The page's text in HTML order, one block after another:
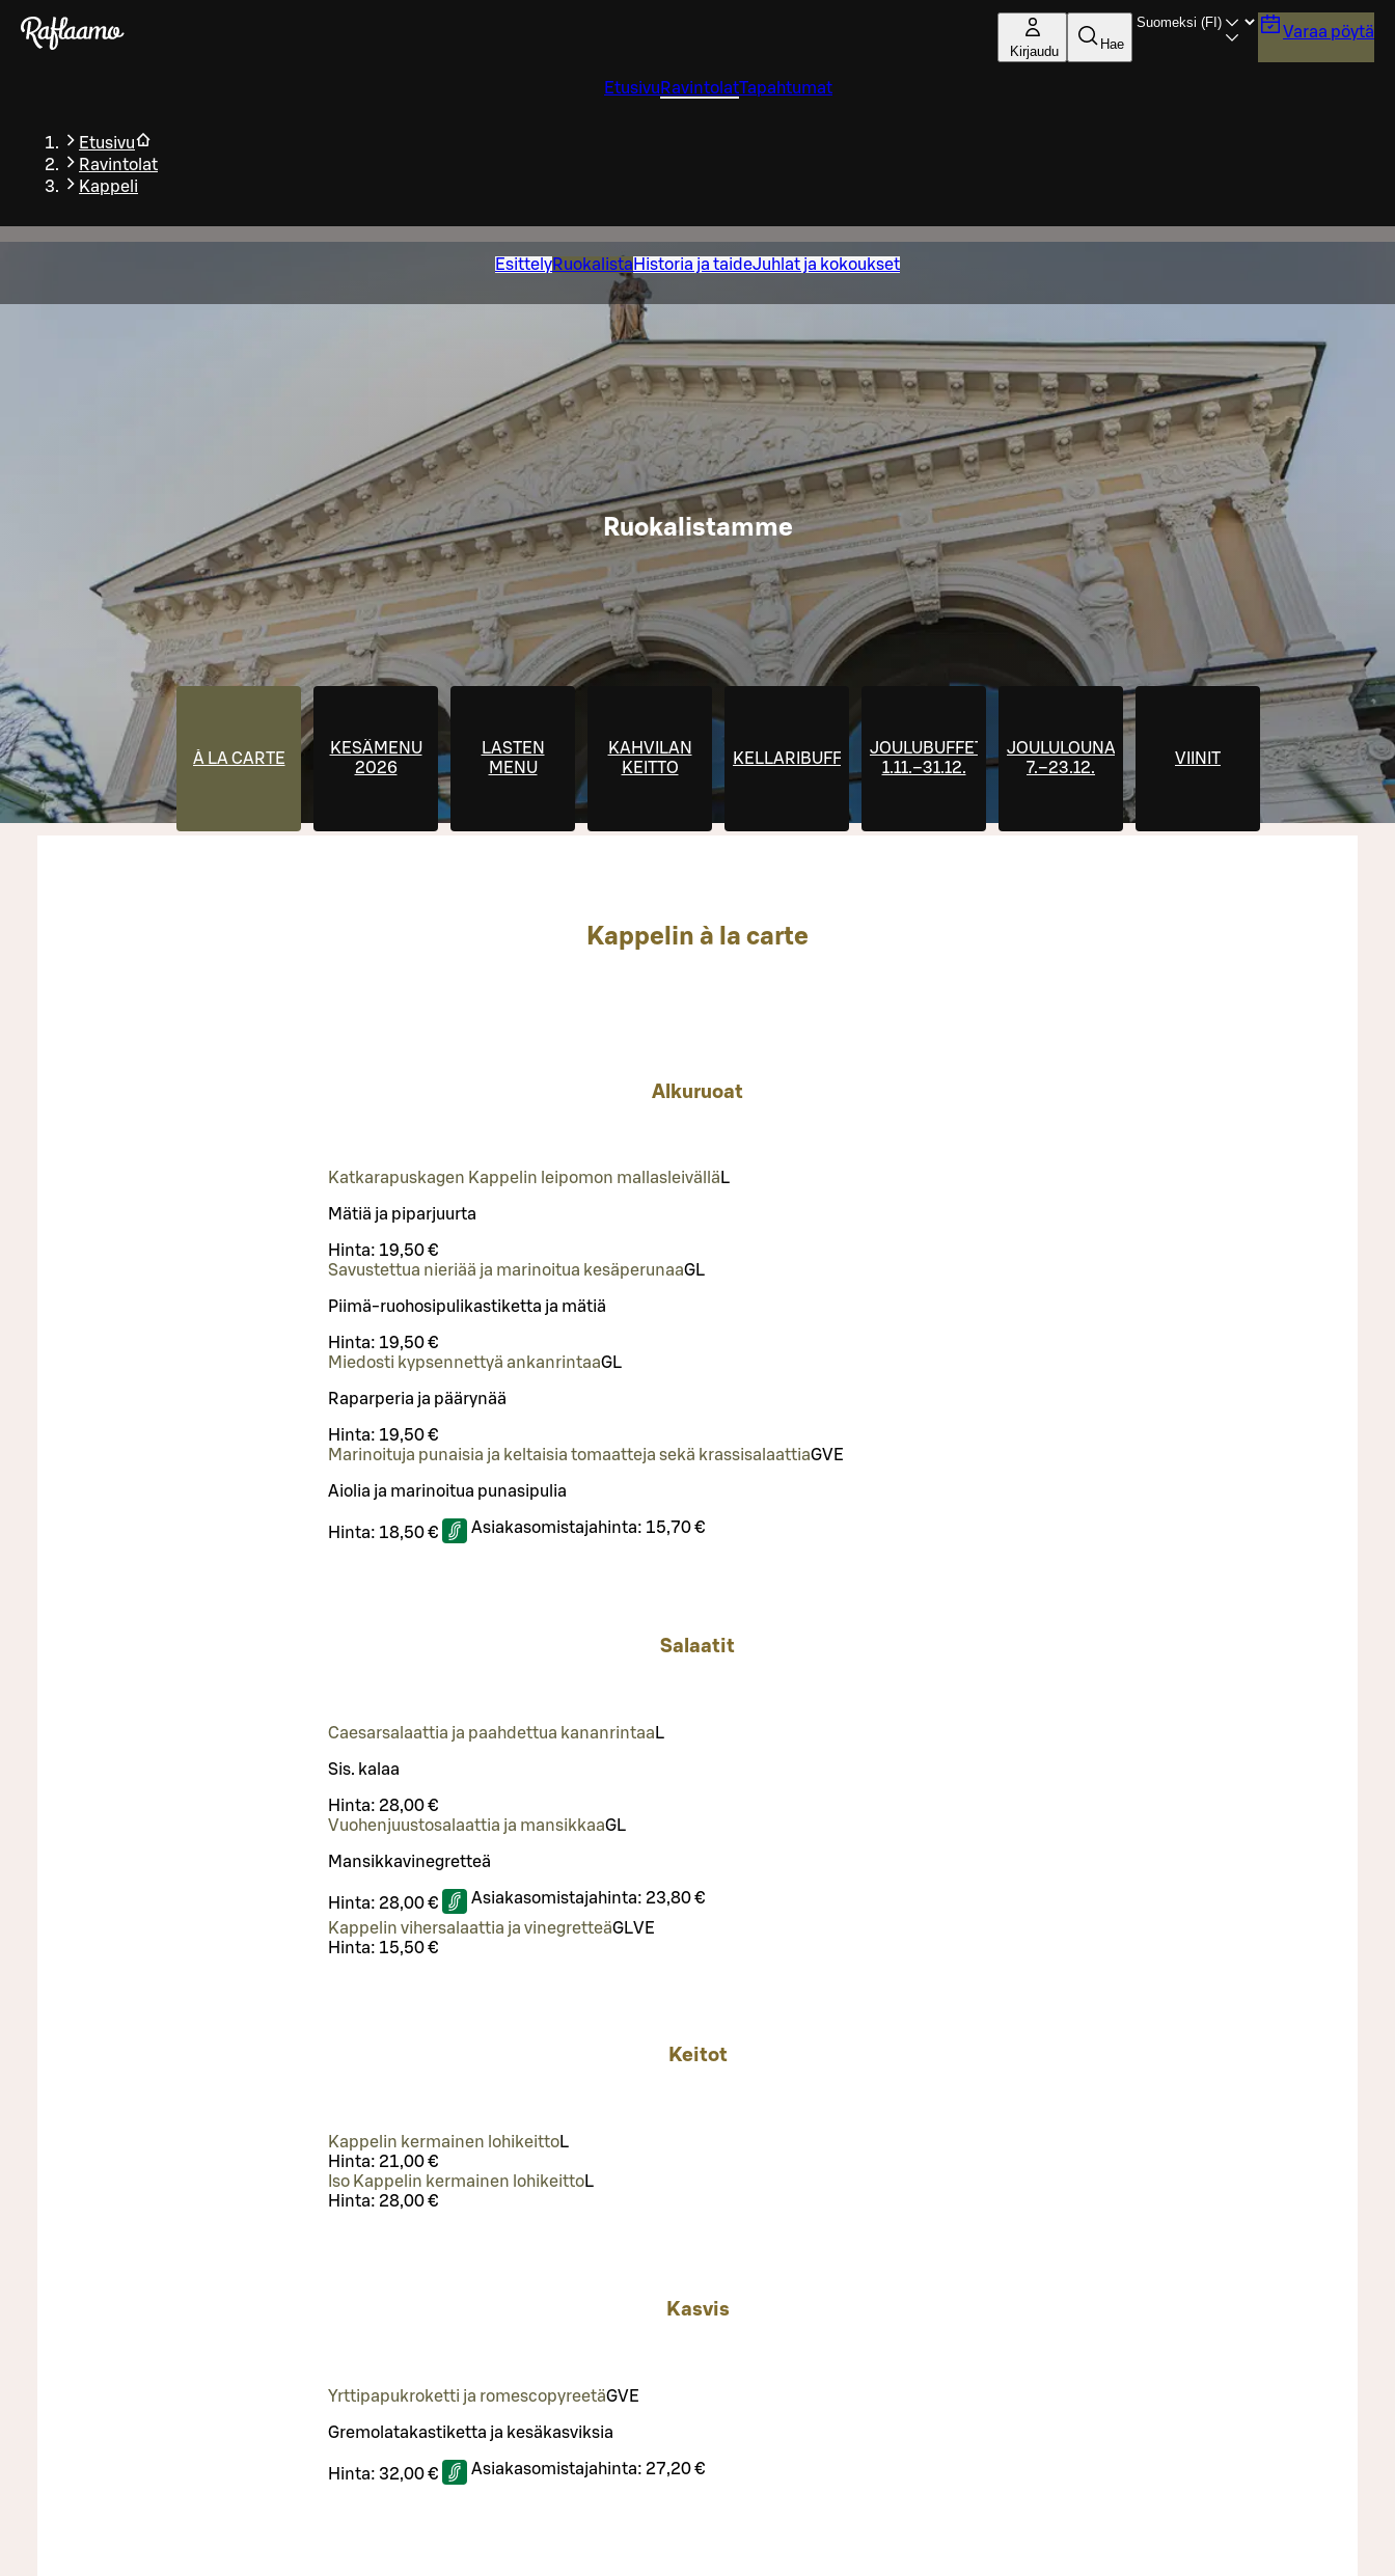
Siirry pääsisältöön
Kirjaudu Hae
Varaa pöytä
Etusivu RavintolatTapahtumat
Etusivu
Ravintolat
Kappeli
EsittelyRuokalista Historia ja taideJuhlat ja kokoukset
Ruokalistamme
À LA CARTE
KESÄMENU
2026
LASTEN
MENU
KAHVILAN
KEITTO
KELLARIBUFFET
JOULUBUFFET
1.11.–31.12.
JOULULOUNAS
7.–23.12.
VIINIT
Kappelin à la carte
Alkuruoat
Katkarapuskagen Kappelin leipomon mallasleivällä L
Mätiä ja piparjuurta
Hinta: 19,50 €
Savustettua nieriää ja marinoitua kesäperunaaGL
Piimä-ruohosipulikastiketta ja mätiä
Hinta: 19,50 €
Miedosti kypsennettyä ankanrintaaGL
Raparperia ja päärynää
Hinta: 19,50 €
Marinoituja punaisia ja keltaisia tomaatteja sekä krassisalaattiaGVE
Aiolia ja marinoitua punasipulia
Hinta: 18,50 € Asiakasomistajahinta: 15,70 €
Salaatit
Caesarsalaattia ja paahdettua kananrintaa L
Sis. kalaa
Hinta: 28,00 €
Vuohenjuustosalaattia ja mansikkaaGL
Mansikkavinegretteä
Hinta: 28,00 € Asiakasomistajahinta: 23,80 €
Kappelin vihersalaattia ja vinegretteäGLVE
Hinta: 15,50 €
Keitot
Kappelin kermainen lohikeittoL
Hinta: 21,00 €
Iso Kappelin kermainen lohikeittoL
Hinta: 28,00 €
Kasvis
Yrttipapukroketti ja romescopyreetäGVE
Gremolatakastiketta ja kesäkasviksia
Hinta: 32,00 € Asiakasomistajahinta: 27,20 €